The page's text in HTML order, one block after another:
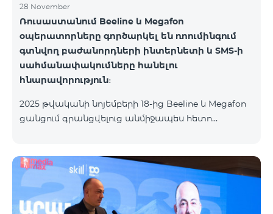
28 November
Ռուսաստանում Beeline և Megafon
օպերատորները գործարկել են ռոումինգում
գտնվող բաժանորդների ինտերնետի և SMS-ի
սահմանափակումները հանելու
հնարավորություն։
2025 թվականի նոյեմբերի 18-ից Beeline և Megafon
ցանցում գրանցվելուց անմիջապես հետո
էջին։ Ստուգումը հաջողությամբ անցնելուց հետո
ինտերնետի և SMS ծառայությունների
հասանելիությունը վերականգնվում է ավտոմատ
կերպով։ Խնդրում ենք ուշադրություն դարձնել, որ